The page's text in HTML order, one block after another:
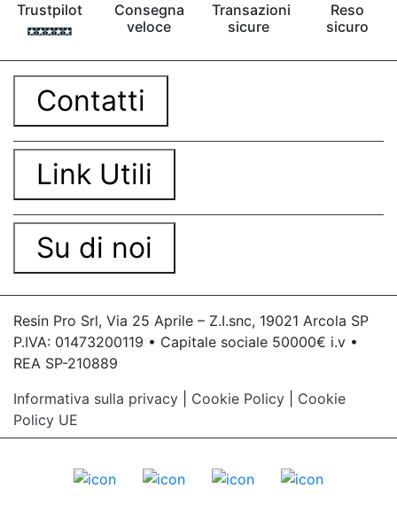
Trustpilot
Consegna
veloce
Transazioni
sicure
Reso
sicuro
Contatti
Link Utili
Su di noi
Resin Pro Srl, Via 25 Aprile – Z.I.snc, 19021 Arcola SP
P.IVA: 01473200119 • Capitale sociale 50000€ i.v •
REA SP-210889
Informativa sulla privacy
Cookie Policy
Cookie
Policy UE